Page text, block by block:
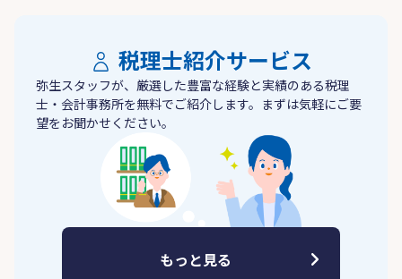
税理士紹介サービス
弥生スタッフが、厳選した豊富な経験と実績のある税理
士・会計事務所を無料でご紹介します。まずは気軽にご要
望をお聞かせください。
もっと見る